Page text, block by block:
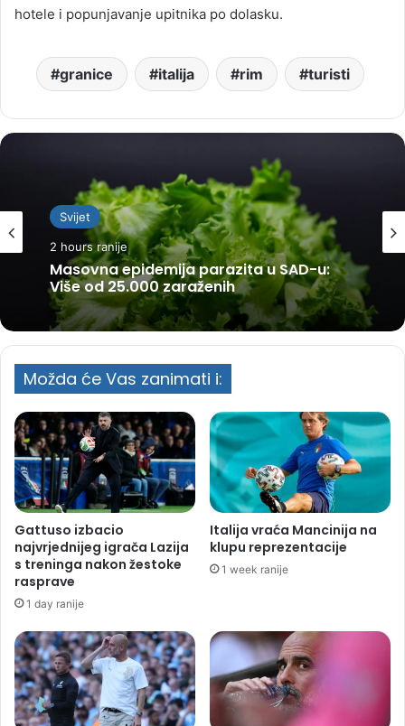
hotele i popunjavanje upitnika po dolasku.
granice italija rim turisti
Svijet
2 hours ranije
Masovna epidemija parazita u SAD-u:
Više od 25.000 zaraženih
Možda će Vas zanimati i:
Gattuso izbacio
najvrjednijeg igrača Lazija
s treninga nakon žestoke
rasprave
1 day ranije
Italija vraća Mancinija na
klupu reprezentacije
1 week ranije